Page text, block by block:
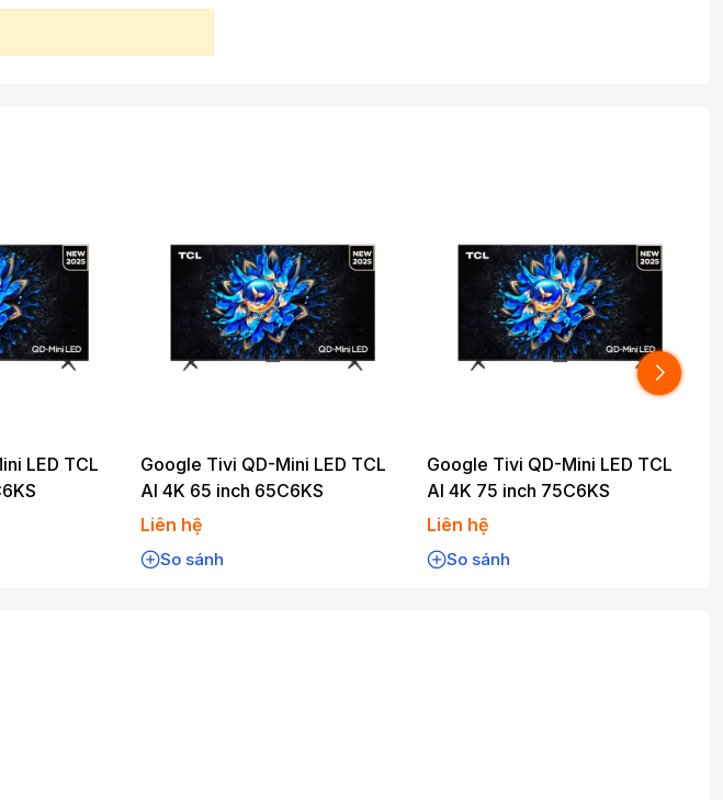
LED TCL
Google Tivi QD-Mini LED TCL
AI 4K 65 inch 65C6KS
Liên hệ
So sánh
Google Tivi QD-Mini LED TCL
AI 4K 75 inch 75C6KS
Liên hệ
So sánh